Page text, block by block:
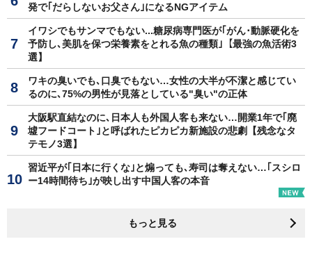
発で｢だらしないお父さん｣になるNGアイテム
イワシでもサンマでもない...糖尿病専門医が｢がん･動脈硬化を
予防し､美肌を保つ栄養素をとれる魚の種類｣【最強の魚活術3
選】
ワキの臭いでも､口臭でもない…女性の大半が不潔と感じてい
るのに､75%の男性が見落としている"臭い"の正体
大阪駅直結なのに､日本人も外国人客も来ない…開業1年で｢廃
墟フードコート｣と呼ばれたピカピカ新施設の悲劇【残念なタ
テモノ3選】
習近平が｢日本に行くな｣と煽っても､寿司は奪えない…｢スシロ
ー14時間待ち｣が映し出す中国人客の本音
もっと見る